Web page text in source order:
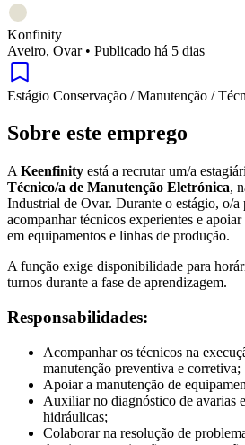
Konfinity
Aveiro, Ovar • Publicado há 5 dias
Estágio Conservação / Manutenção /
Sobre este emprego
A Keenfinity está a recrutar um/a
Técnico/a de Manutenção Eletrónica,
Industrial de Ovar. Durante o estágio, o/a
acompanhar técnicos experientes e
em equipamentos e linhas de produção.
A função exige disponibilidade para
turnos durante a fase de aprendizagem.
Responsabilidades:
Acompanhar os técnicos na
manutenção preventiva e corretiva;
Apoiar a manutenção de
Auxiliar no diagnóstico de avarias
hidráulicas;
Colaborar na resolução de